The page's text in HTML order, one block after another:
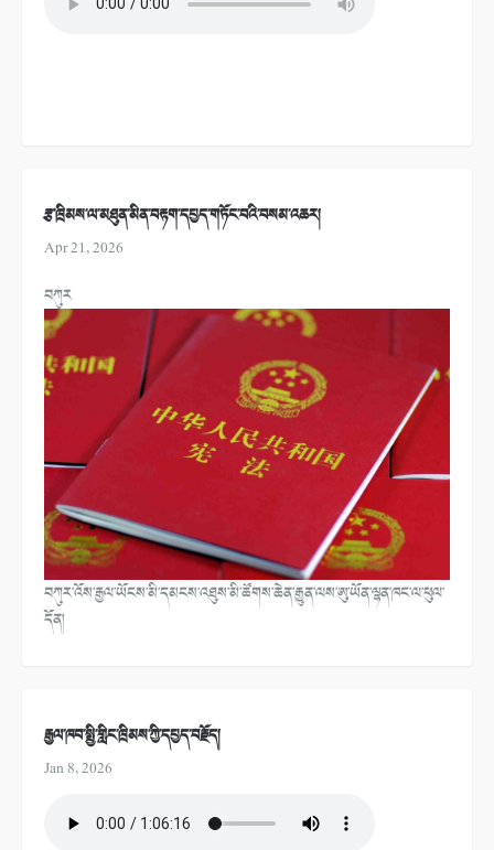
རྩ་ཁྲིམས་ལ་མཐུན་མིན་བརྟག་དཔྱད་གཏོང་བའི་བསམ་འཆར།
Apr 21, 2026
བཀུར
བཀུར་འོས་རྒྱལ་ཡོངས་མི་དམངས་འཐུས་མི་ཚོགས་ཆེན་རྒྱུན་ལས་ཨུ་ཡོན་ལྷན་ཁང་ལ་ཕུལ་
དོན།
རྒྱལ་ཁབ་སྤྱི་གླིང་ཁྲིམས་ཀྱི་དཔྱད་བརྗོད།
Jan 8, 2026